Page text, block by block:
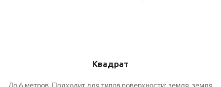
Квадрат